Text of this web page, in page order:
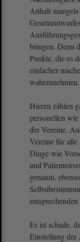
Anhalt mangels
bringen. Denn
Punkte, die es
einfacher
wahrzunehmen.
Hierzu zählen
personellen
der Vereine.
Vereine für
Dinge wie
und
genannt,
Es ist schade,
Einstellung der